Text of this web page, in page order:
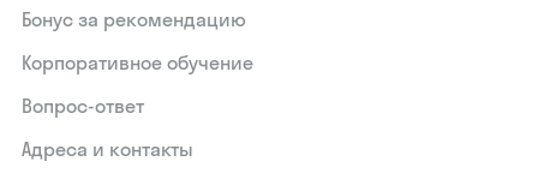
Бонус за рекомендацию
Корпоративное обучение
Вопрос-ответ
Адреса и контакты